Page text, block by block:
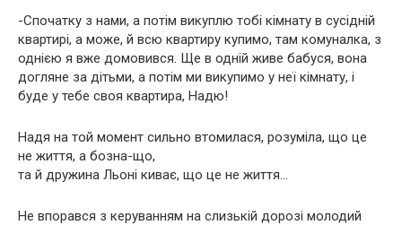
-Спочатку з нами, а потім викуплю тобі кімнату в сусідній
квартирі, а може, й всю квартиру купимо, там комуналка, з
однією я вже домовився. Ще в одній живе бабуся, вона
догляне за дітьми, а потім ми викупимо у неї кімнату, і
буде у тебе своя квартира, Надю!
Надя на той момент сильно втомилася, розуміла, що це
не життя, а бозна-що,
та й дружина Льоні киває, що це не життя…
Не впорався з керуванням на слизькій дорозі молодий